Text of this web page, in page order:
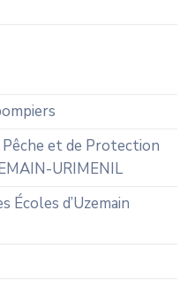
et de Protection
URIMENIL
d’Uzemain